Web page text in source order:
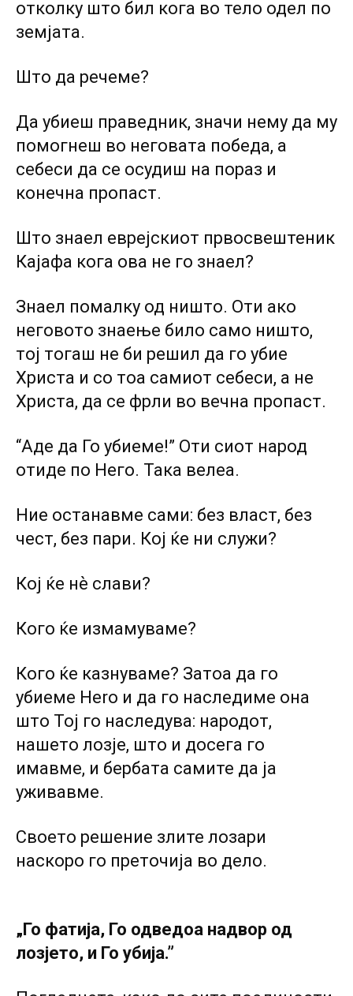
отколку што бил кога во тело одел по
земјата.
Што да речеме?
Да убиеш праведник, значи нему да му
помогнеш во неговата победа, а
себеси да се осудиш на пораз и
конечна пропаст.
Што знаел еврејскиот првосвештеник
Кајафа кога ова не го знаел?
Знаел помалку од ништо. Оти ако
неговото знаење било само ништо,
тој тогаш не би решил да го убие
Христа и co тоа самиот себеси, а не
Христа, да се фрли во вечна пропаст.
“Аде да Го убиeме!” Оти сиот народ
отиде по Heго. Така велеа.
Ние останавме сами: без власт, без
чест, без пари. Кој ќе ни служи?
Кој ќе нѐ слави?
Кого ќе измамуваме?
Кого ќе казнуваме? Затоа да го
убиеме Hero и да го наследиме она
што Тој го наследува: народот,
нашето лозје, што и досега го
имавме, и бербата самите да ја
уживавме.
Своето решение злите лозари
наскоро го преточија во дело.
„Го фатија, Го одведоа надвор од
лозјето, и Го убија.”